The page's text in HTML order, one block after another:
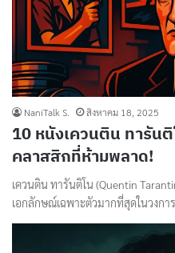
NaniTalk S. สิงหาคม 18, 2025
10 หนังเควนติน ทารัน
คลาสสิกที่ห้ามพลาด!
เควนติน ทารันติโน (Quentin
เอกลักษณ์เฉพาะตัวมากที่สุดในวงกา